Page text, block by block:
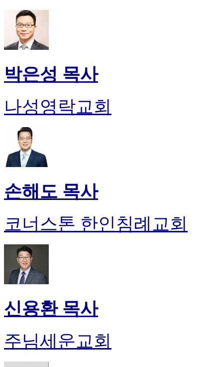
박은성 목사
나성영락교회
손해도 목사
코너스톤 한인침례교회
신용환 목사
주님세운교회